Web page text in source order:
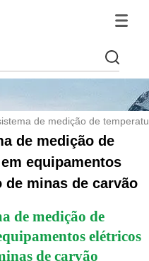
de medição de
de medição de
equipamentos
minas de carvão